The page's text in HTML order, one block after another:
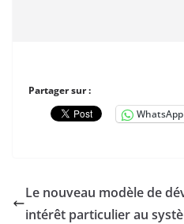
Partager sur :
WhatsApp
Le nouveau modèle de
intérêt particulier au